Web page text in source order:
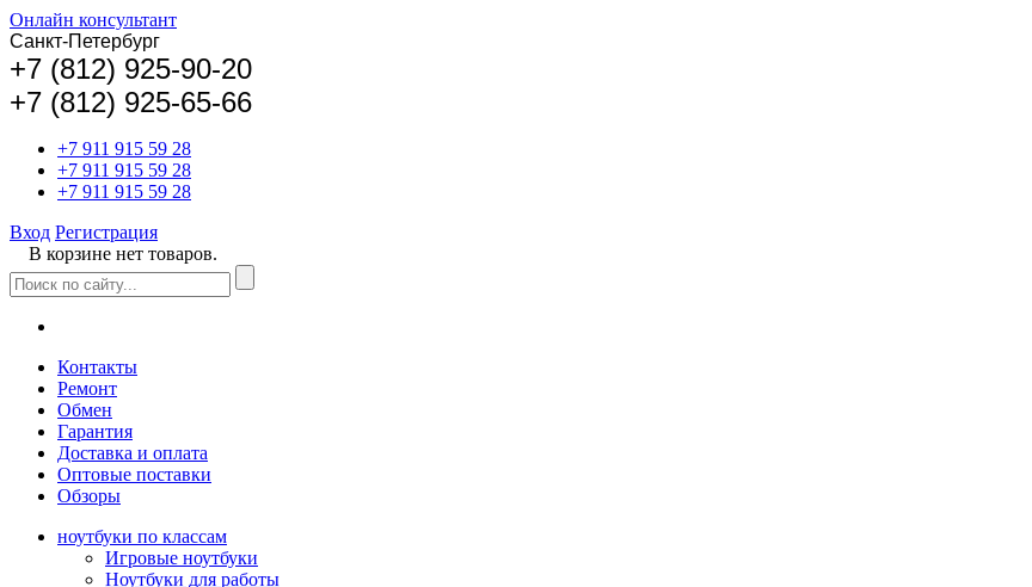
Онлайн консультант
Санкт-Петербург
+7 (812) 925-90-20
+7 (812) 925-65-66
+7 911 915 59 28
+7 911 915 59 28
+7 911 915 59 28
Вход Регистрация
В корзине нет товаров.
Контакты
Ремонт
Обмен
Гарантия
Доставка и оплата
Оптовые поставки
Обзоры
ноутбуки по классам
Игровые ноутбуки
Ноутбуки для работы